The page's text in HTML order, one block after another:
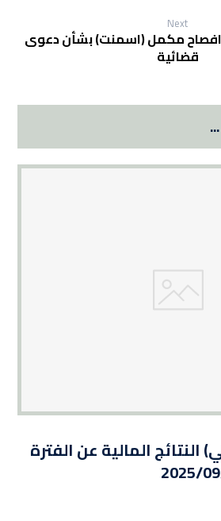
Next
افصاح مكمل (اسمنت) بشأن دعوى
قضائية
النتائج المالية عن الفترة